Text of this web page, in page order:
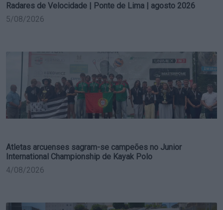
Radares de Velocidade | Ponte de Lima | agosto 2026
5/08/2026
Atletas arcuenses sagram-se campeões no Junior
International Championship de Kayak Polo
4/08/2026